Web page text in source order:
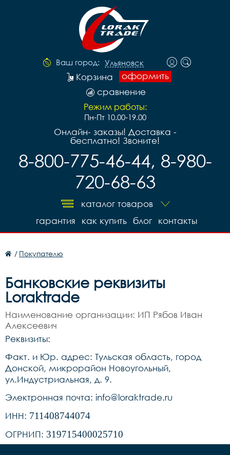
Ваш город: Ульяновск
оформить
Корзина
сравнение
Режим работы:
Пн-Пт 10.00-19.00
Онлайн- заказы! Доставка -
бесплатно! Звоните!
8-800-775-46-44, 8-980-
720-68-63
каталог товаров
контакты
блог
как купить
гарантия
/ Покупателю
Банковские реквизиты
Loraktrade
Наименование организации: ИП Рябов Иван
Алексеевич
Реквизиты:
Факт. и Юр. адрес: Тульская область, город
Донской, микрорайон Новоугольный,
ул.Индустриальная, д. 9.
Электронная почта: info@loraktrade.ru
ИНН: 711408744074
ОГРНИП: 319715400025710